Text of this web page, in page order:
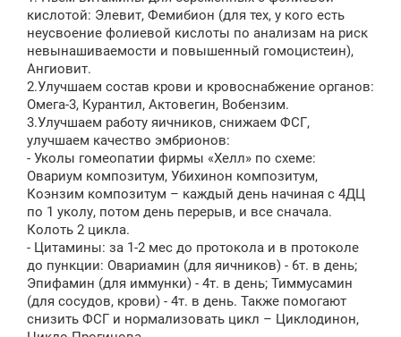
кислотой: Элевит, Фемибион (для тех, у кого есть
неусвоение фолиевой кислоты по анализам на риск
невынашиваемости и повышенный гомоцистеин),
Ангиовит.
2.Улучшаем состав крови и кровоснабжение органов:
Омега-3, Курантил, Актовегин, Вобензим.
3.Улучшаем работу яичников, снижаем ФСГ,
улучшаем качество эмбрионов:
- Уколы гомеопатии фирмы «Хелл» по схеме:
Овариум композитум, Убихинон композитум,
Коэнзим композитум – каждый день начиная с 4ДЦ
по 1 уколу, потом день перерыв, и все сначала.
Колоть 2 цикла.
- Цитамины: за 1-2 мес до протокола и в протоколе
до пункции: Овариамин (для яичников) - 6т. в день;
Эпифамин (для иммунки) - 4т. в день; Тиммусамин
(для сосудов, крови) - 4т. в день. Также помогают
снизить ФСГ и нормализовать цикл – Циклодинон,